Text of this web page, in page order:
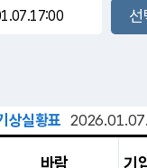
장호원
상실황표
바람 기